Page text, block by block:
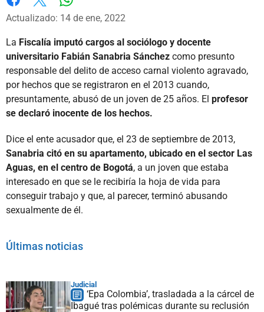
Facebook
X
Actualizado: 14 de ene, 2022
La Fiscalía imputó cargos al sociólogo y docente
universitario Fabián Sanabria Sánchez como presunto
responsable del delito de acceso carnal violento agravado,
por hechos que se registraron en el 2013 cuando,
presuntamente, abusó de un joven de 25 años. El profesor
se declaró inocente de los hechos.
Dice el ente acusador que, el 23 de septiembre de 2013,
Sanabria citó en su apartamento, ubicado en el sector Las
Aguas, en el centro de Bogotá, a un joven que estaba
interesado en que se le recibiría la hoja de vida para
conseguir trabajo y que, al parecer, terminó abusando
sexualmente de él.
Últimas noticias
Judicial
‘Epa Colombia’, trasladada a la cárcel de
Ibagué tras polémicas durante su reclusión